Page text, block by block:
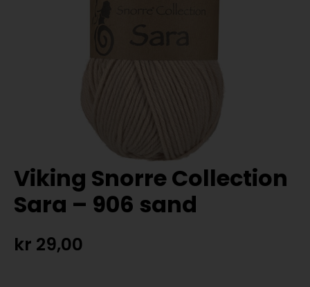
Viking Snorre Collection
Sara – 906 sand
kr 29,00